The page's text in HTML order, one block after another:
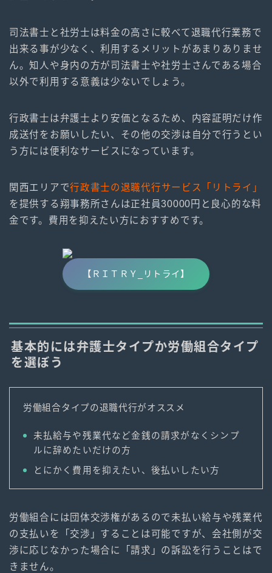
司法書士と社労士は料金の高さに較べて退職代行業務で
出来る事が少なく、利用するメリットがあまりありませ
ん。知人や身内の方が司法書士や社労士さんである場合
以外で利用する意義は少ないでしょう。
行政書士は弁護士より安価となるため、内容証明だけ作
成送付をお願いしたい、その他の交渉は自分で行うとい
う方には便利なサービスになっています。
関西エリアで行政書士の退職代行サービス「リトライ」
を提供する翔事務所さんは正社員30000円と良心的な料
金です。費用を抑えたい方におすすめです。
【ＲＩＴＲＹ_リトライ】
基本的には弁護士タイプか労働組合タイプ
を選ぼう
労働組合タイプの退職代行がオススメ
未払給与や残業代など金銭の請求がなくシンプ
ルに辞めたいだけの方
とにかく費用を抑えたい、後払いしたい方
労働組合には団体交渉権があるので未払い給与や残業代
の支払いを「交渉」することは可能ですが、会社側が交
渉に応じなかった場合に「請求」の訴訟を行うことはで
きません。